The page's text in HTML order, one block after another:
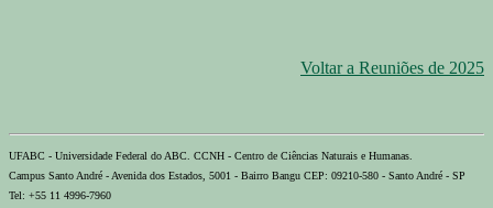
Voltar a Reuniões de 2025
UFABC - Universidade Federal do ABC. CCNH - Centro de Ciências Naturais e Humanas.
Campus Santo André - Avenida dos Estados, 5001 - Bairro Bangu CEP: 09210-580 - Santo André - SP
Tel: +55 11 4996-7960